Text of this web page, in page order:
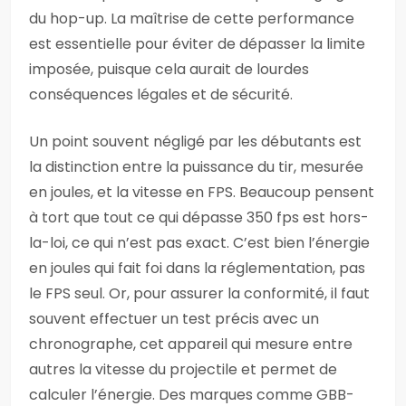
du hop-up. La maîtrise de cette performance
est essentielle pour éviter de dépasser la limite
imposée, puisque cela aurait de lourdes
conséquences légales et de sécurité.
Un point souvent négligé par les débutants est
la distinction entre la puissance du tir, mesurée
en joules, et la vitesse en FPS. Beaucoup pensent
à tort que tout ce qui dépasse 350 fps est hors-
la-loi, ce qui n’est pas exact. C’est bien l’énergie
en joules qui fait foi dans la réglementation, pas
le FPS seul. Or, pour assurer la conformité, il faut
souvent effectuer un test précis avec un
chronographe, cet appareil qui mesure entre
autres la vitesse du projectile et permet de
calculer l’énergie. Des marques comme GBB-